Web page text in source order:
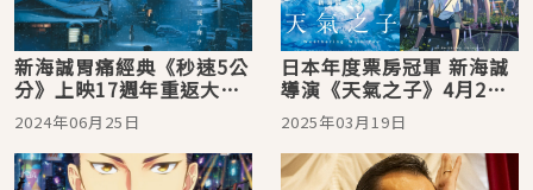
新海誠胃痛經典《秒速5公
分》上映17週年重返大銀
幕！揭露櫻花盛放未公開
海報！
2024年06月25日
日本年度票房冠軍 新海誠
導演《天氣之子》4月2日
清明連假重返大銀幕！
2025年03月19日